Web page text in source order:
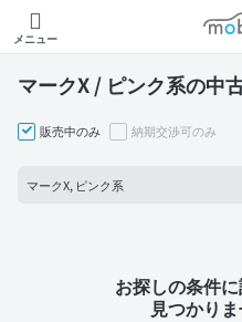
メニュー
マークX / ピンク系の中
販売中のみ 納期交渉可のみ
マークX, ピンク系
お探しの条件
見つかりま